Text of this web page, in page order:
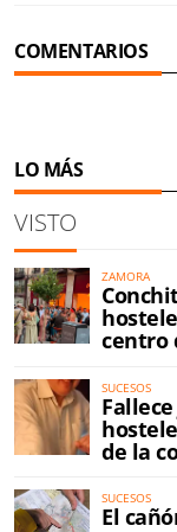
COMENTARIOS
LO MÁS
VISTO
ZAMORA
centro
SUCESOS
de la
SUCESOS
El